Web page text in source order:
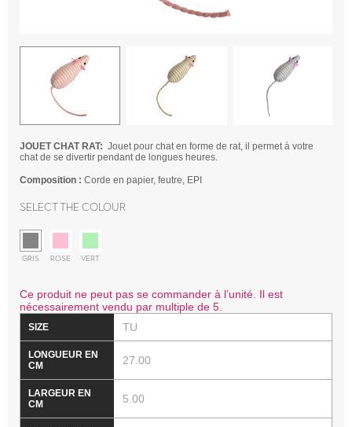
JOUET CHAT RAT: Jouet pour chat en forme de rat, il permet à votre
chat de se divertir pendant de longues heures.
Composition : Corde en papier, feutre, EPI
Select the colour
GRIS ROSE VERT
Ce produit ne peut pas se commander à l’unité. Il est
nécessairement vendu par multiple de 5.
TU
27.00
5.00